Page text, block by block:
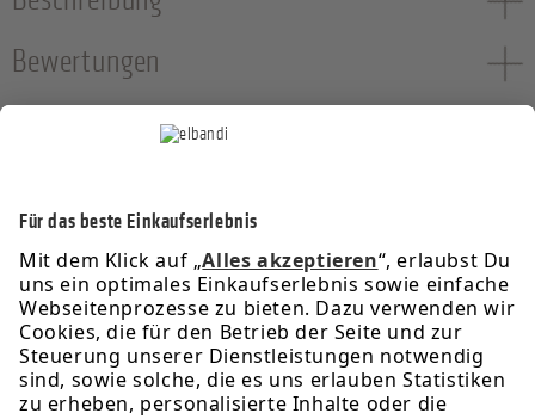
Bewertungen
Service-Hotline
Informationen
Rechtliches
Über uns